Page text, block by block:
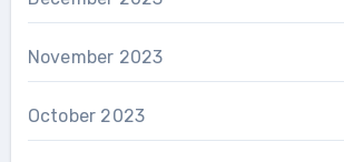
November 2023
October 2023